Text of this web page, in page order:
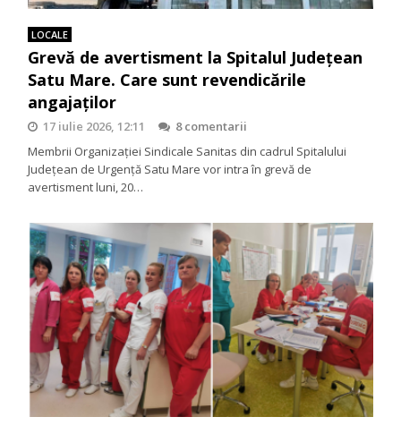
LOCALE
Grevă de avertisment la Spitalul Județean
Satu Mare. Care sunt revendicările
angajaților
17 iulie 2026, 12:11
8 comentarii
Membrii Organizației Sindicale Sanitas din cadrul Spitalului
Județean de Urgență Satu Mare vor intra în grevă de
avertisment luni, 20…